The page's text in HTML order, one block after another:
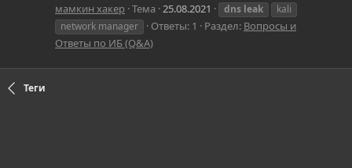
мамкин хакер Тема 25.08.2021 dns leak
kali
network manager
Ответы: 1 Раздел: Вопросы и
Ответы по ИБ (Q&A)
Теги